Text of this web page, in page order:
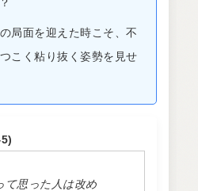
局面を迎えた時こそ、不
こく粘り抜く姿勢を見せ
て思った人は改め